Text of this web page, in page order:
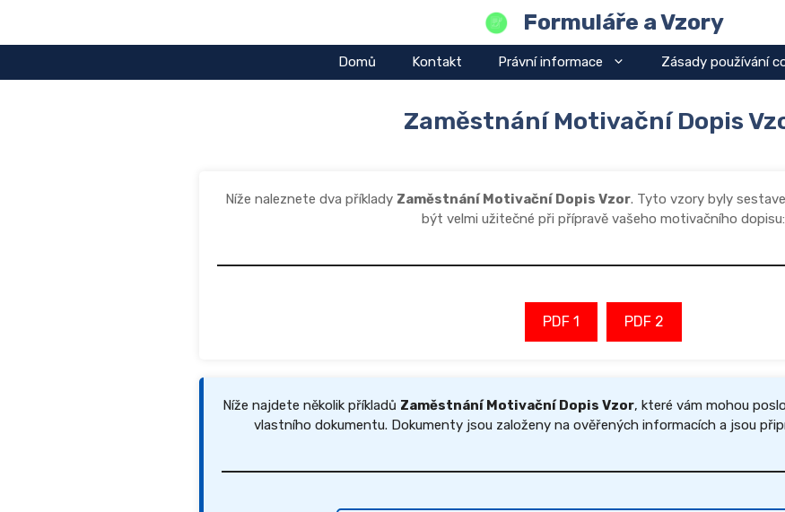
obsah
Formuláře a Vzory
Domů Kontakt Právní informace Zásady používání
Zaměstnání Motivační Dopis
Níže naleznete dva příklady Zaměstnání Motivační Dopis Vzor. Tyto vzory byly
být velmi užitečné při přípravě vašeho motivačního dopisu:
PDF 1 PDF 2
Níže najdete několik příkladů Zaměstnání Motivační Dopis Vzor, které vám mohou
vlastního dokumentu. Dokumenty jsou založeny na ověřených informacích a jsou